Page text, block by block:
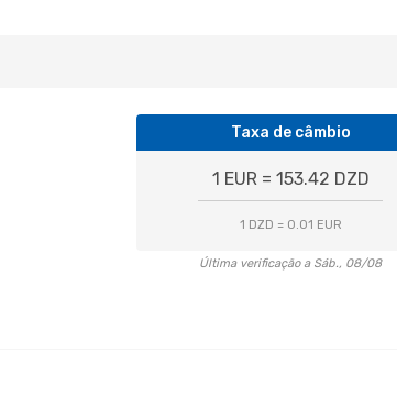
Taxa de câmbio
1 EUR = 153.42 DZD
1 DZD = 0.01 EUR
Última verificação a Sáb., 08/08